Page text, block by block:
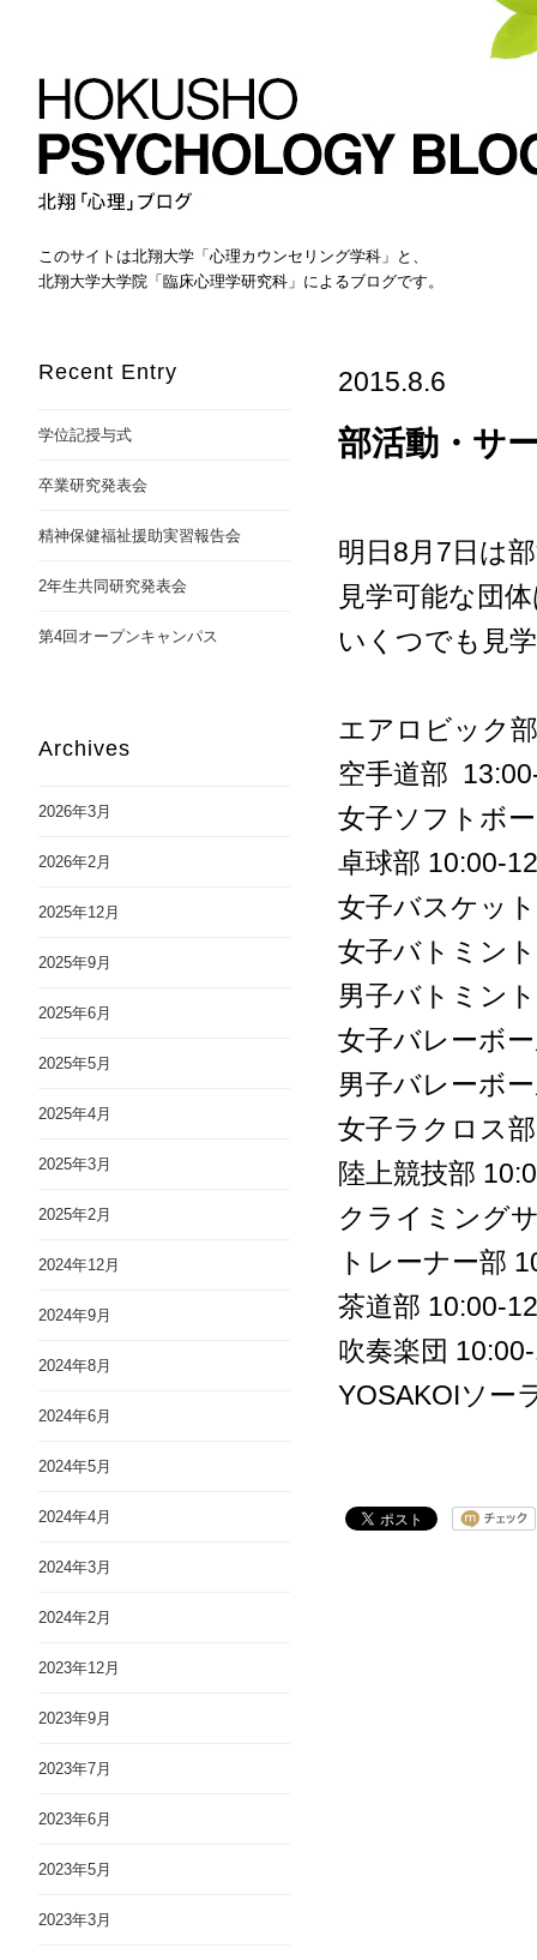
このサイトは北翔大学「心理カウンセリング学科」と、
北翔大学大学院「臨床心理学研究科」によるブログです。
Recent Entry
学位記授与式
卒業研究発表会
精神保健福祉援助実習報告会
2年生共同研究発表会
第4回オープンキャンパス
Archives
2026年3月
2026年2月
2025年12月
2025年9月
2025年6月
2025年5月
2025年4月
2025年3月
2025年2月
2024年12月
2024年9月
2024年8月
2024年6月
2024年5月
2024年4月
2024年3月
2024年2月
2023年12月
2023年9月
2023年7月
2023年6月
2023年5月
2023年3月
2015.8.6
部活動・サ
明日8月7日は
見学可能な団
いくつでも見
エアロビック
空手道部
女子ソフトボ
卓球部 10:00-
女子バスケッ
女子バトミン
男子バトミン
女子バレーボ
男子バレーボ
女子ラクロス
陸上競技部
クライミング
トレーナー部
茶道部 10:00-
吹奏楽団
YOSAKOIソー